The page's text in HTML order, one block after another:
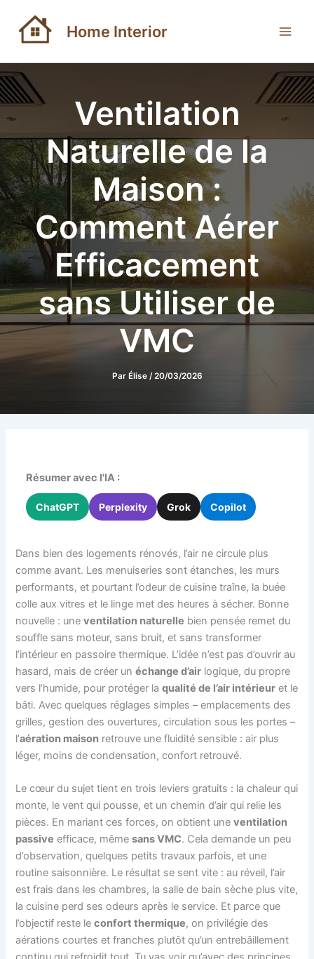
contenu
Home Interior
Ventilation
Naturelle de la
Maison :
Comment Aérer
Efficacement
sans Utiliser de
VMC
Par Élise /20/03/2026
Résumer avec l'IA :
ChatGPT Perplexity Grok Copilot
Dans bien des logements rénovés, l’air ne circule plus
comme avant. Les menuiseries sont étanches, les murs
performants, et pourtant l’odeur de cuisine traîne, la buée
colle aux vitres et le linge met des heures à sécher. Bonne
nouvelle : uneventilation naturelle bien pensée remet du
souffle sans moteur, sans bruit, et sans transformer
l’intérieur en passoire thermique. L’idée n’est pas d’ouvrir au
hasard, mais de créer unéchange d’air logique, du propre
vers l’humide, pour protéger laqualité de l’air intérieur et le
bâti. Avec quelques réglages simples – emplacements des
grilles, gestion des ouvertures, circulation sous les portes –
l’aération maison retrouve une fluidité sensible : air plus
léger, moins de condensation, confort retrouvé.
Le cœur du sujet tient en trois leviers gratuits : la chaleur qui
monte, le vent qui pousse, et un chemin d’air qui relie les
pièces. En mariant ces forces, on obtient uneventilation
passive efficace, mêmesans VMC. Cela demande un peu
d’observation, quelques petits travaux parfois, et une
routine saisonnière. Le résultat se sent vite : au réveil, l’air
est frais dans les chambres, la salle de bain sèche plus vite,
la cuisine perd ses odeurs après le service. Et parce que
l’objectif reste leconfort thermique, on privilégie des
aérations courtes et franches plutôt qu’un entrebâillement